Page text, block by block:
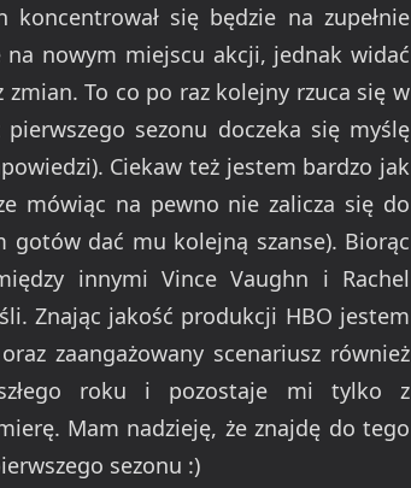
się będzie na zupełnie
nowym miejscu akcji, jednak widać
To co po raz kolejny rzuca się w
sezonu doczeka się myślę
Ciekaw też jestem bardzo jak
mówiąc na pewno nie zalicza się do
dać mu kolejną szanse). Biorąc
innymi Vince Vaughn i Rachel
Znając jakość produkcji HBO jestem
zaangażowany scenariusz również
roku i pozostaje mi tylko z
Mam nadzieję, że znajdę do tego
sezonu :)